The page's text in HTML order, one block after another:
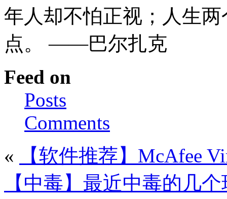
年人却不怕正视；人生
点。 ——巴尔扎克
Feed on
Posts
Comments
«
【软件推荐】McAfee
【中毒】最近中毒的几